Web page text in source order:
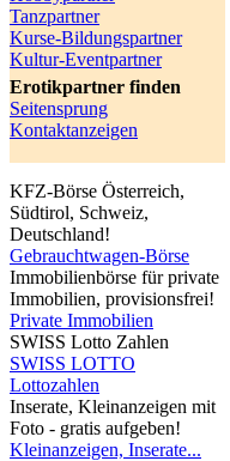
Tanzpartner
Kurse-Bildungspartner
Kultur-Eventpartner
Erotikpartner finden
Seitensprung
Kontaktanzeigen
KFZ-Börse Österreich,
Südtirol, Schweiz,
Deutschland!
Gebrauchtwagen-Börse
Immobilienbörse für private
Immobilien, provisionsfrei!
Private Immobilien
SWISS Lotto Zahlen
SWISS LOTTO
Lottozahlen
Inserate, Kleinanzeigen mit
Foto - gratis aufgeben!
Kleinanzeigen, Inserate...